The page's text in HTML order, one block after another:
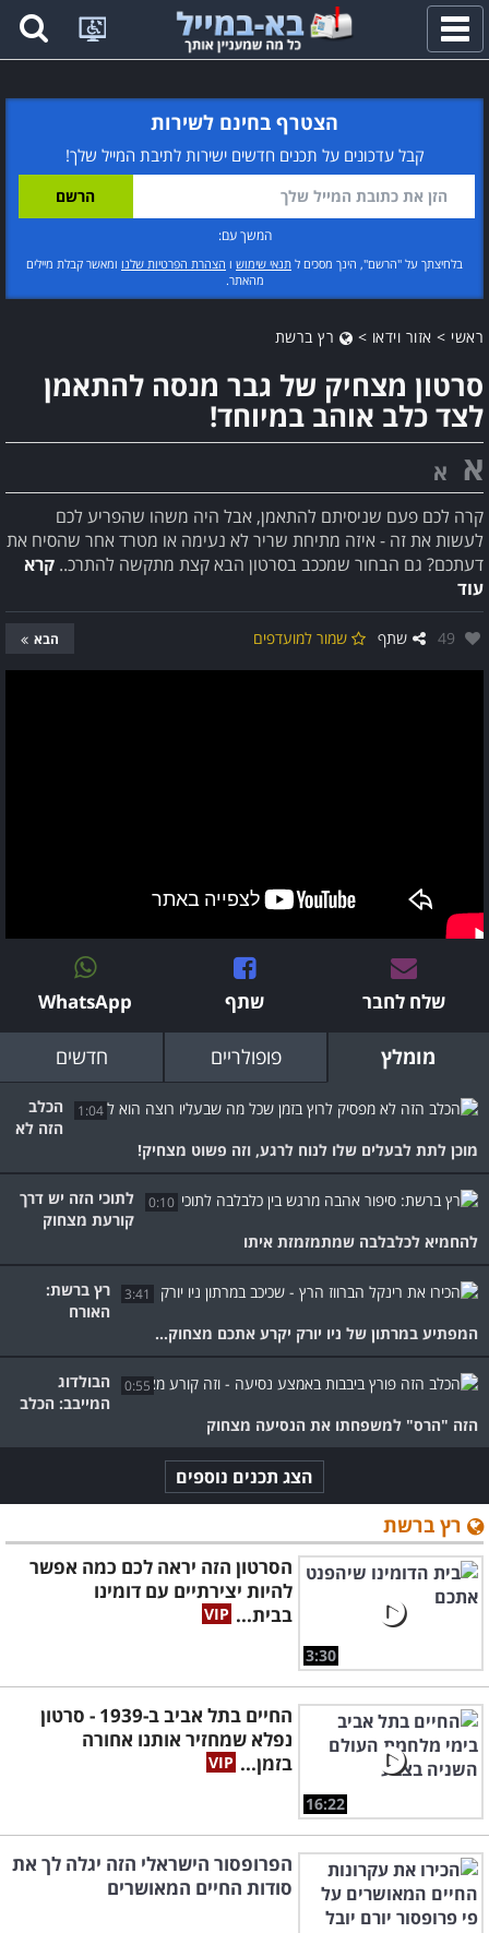
פתח
תפריט
הצטרף בחינם לשירות
קבל עדכונים על תכנים חדשים ישירות לתיבת המייל שלך!
המשך עם:
בלחיצתך על "הרשם", הינך מסכים ל תנאי שימוש ו הצהרת הפרטיות שלנו ומאשר קבלת מיילים
מהאתר.
ראשי > אזור וידאו > רץ ברשת
סרטון מצחיק של גבר מנסה להתאמן
לצד כלב אוהב במיוחד!
א א
קרה לכם פעם שניסיתם להתאמן, אבל היה משהו שהפריע לכם
לעשות את זה - איזה מתיחת שריר לא נעימה או מטרד אחר שהסיח את
דעתכם? גם הבחור שמככב בסרטון הבא קצת מתקשה להתרכ.. קרא
עוד
אהבו:
49 שתף שמור למועדפים הבא
שלח לחבר שתף WhatsApp
מומלץ פופולריים חדשים
1:04
הכלב
הזה לא
מוכן לתת לבעלים שלו לנוח לרגע, וזה פשוט מצחיק!
0:10
לתוכי הזה יש דרך
קורעת מצחוק
להחמיא לכלבלבה שמתמזמזת איתו
3:41
רץ ברשת:
האורח
המפתיע במרתון של ניו יורק יקרע אתכם מצחוק...
0:55
הבולדוג
המייבב: הכלב
הזה "הרס" למשפחתו את הנסיעה מצחוק
הצג תכנים נוספים
רץ ברשת
3:30
הסרטון הזה יראה לכם כמה אפשר
להיות יצירתיים עם דומינו
בבית...
16:22
החיים בתל אביב ב-1939 - סרטון
נפלא שמחזיר אותנו אחורה
בזמן...
הפרופסור הישראלי הזה יגלה לך את
סודות החיים המאושרים